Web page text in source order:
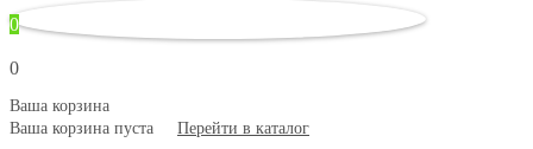
0
0
Ваша корзина
Ваша корзина пуста
Перейти в каталог